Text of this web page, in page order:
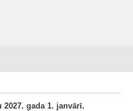
gada 1. janvārī.